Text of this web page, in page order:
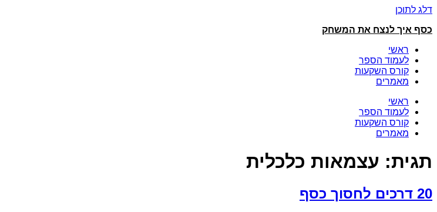
דלג לתוכן
כסף איך לנצח את המשחק
ראשי
לעמוד הספר
קורס השקעות
מאמרים
ראשי
לעמוד הספר
קורס השקעות
מאמרים
תגית: עצמאות כלכלית
20 דרכים לחסוך כסף